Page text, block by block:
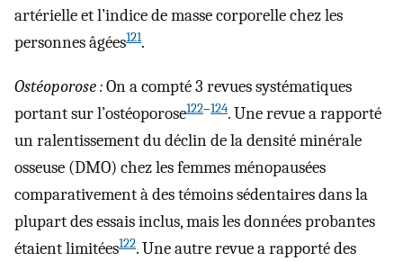
artérielle et l’indice de masse corporelle chez les
personnes âgées121.
Ostéoporose :On a compté 3 revues systématiques
portant sur l’ostéoporose122–124. Une revue a rapporté
un ralentissement du déclin de la densité minérale
osseuse (DMO) chez les femmes ménopausées
comparativement à des témoins sédentaires dans la
plupart des essais inclus, mais les données probantes
étaient limitées122. Une autre revue a rapporté des